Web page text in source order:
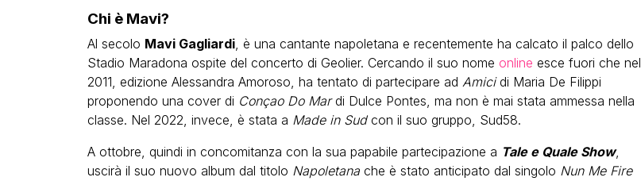
Chi è Mavi?
Al secolo Mavi Gagliardi, è una cantante napoletana e recentemente ha calcato il palco dello
Stadio Maradona ospite del concerto di Geolier. Cercando il suo nome online esce fuori che nel
2011, edizione Alessandra Amoroso, ha tentato di partecipare ad Amicidi Maria De Filippi
proponendo una cover di Conçao Do Mardi Dulce Pontes, ma non è mai stata ammessa nella
classe. Nel 2022, invece, è stata a Made in Sudcon il suo gruppo, Sud58.
A ottobre, quindi in concomitanza con la sua papabile partecipazione a Tale e Quale Show,
uscirà il suo nuovo album dal titolo Napoletanache è stato anticipato dal singolo Nun Me Fire